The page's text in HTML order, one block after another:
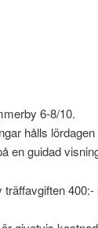
6-8/10.
hålls lördagen
en guidad
träffavgiften